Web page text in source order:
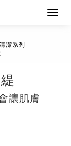
潔系列
讓肌膚